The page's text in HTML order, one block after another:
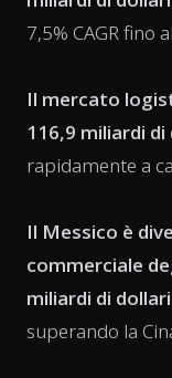
7,5% CAGR fino
Il mercato
116,9 miliardi
rapidamente a
Il Messico è
commerciale
miliardi di
superando la